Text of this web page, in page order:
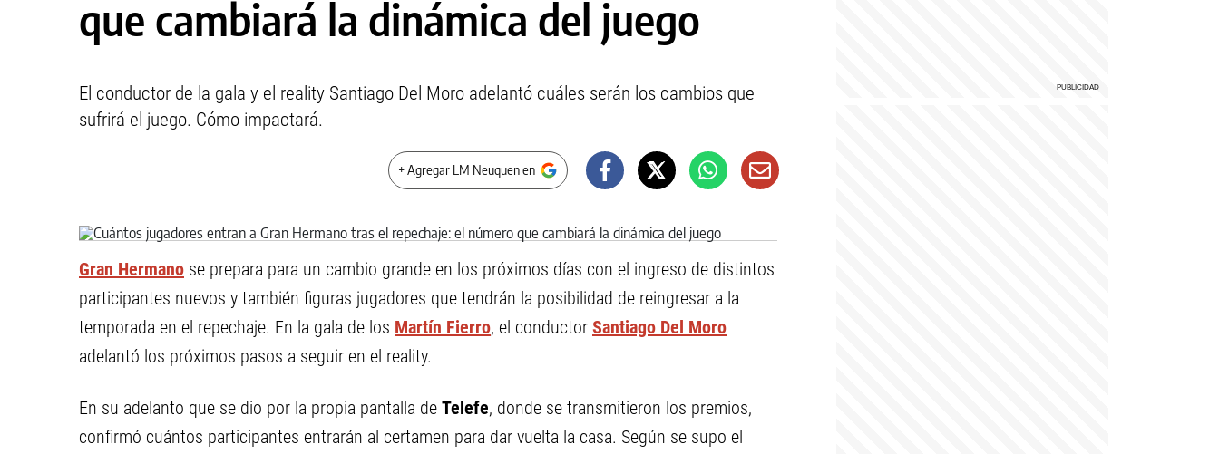
que cambiará la dinámica del juego
El conductor de la gala y el reality Santiago Del Moro adelantó cuáles serán los cambios que
sufrirá el juego. Cómo impactará.
+ Agregar LM Neuquen en
Gran Hermano se prepara para un cambio grande en los próximos días con el ingreso de distintos
participantes nuevos y también figuras jugadores que tendrán la posibilidad de reingresar a la
temporada en el repechaje. En la gala de los Martín Fierro, el conductor Santiago Del Moro
adelantó los próximos pasos a seguir en el reality.
En su adelanto que se dio por la propia pantalla de Telefe, donde se transmitieron los premios,
confirmó cuántos participantes entrarán al certamen para dar vuelta la casa. Según se supo el